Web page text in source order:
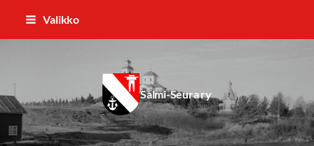
Siirry
Valikko
Salmi-Seura ry